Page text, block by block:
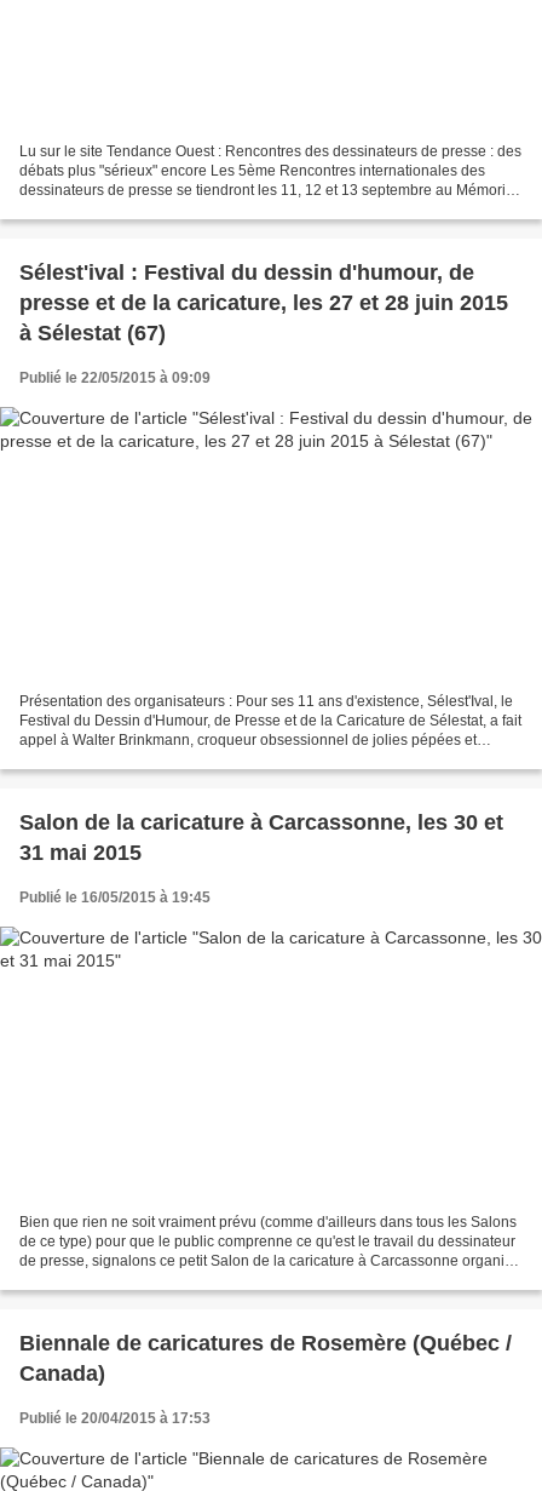
Lu sur le site Tendance Ouest : Rencontres des dessinateurs de presse : des
débats plus "sérieux" encore Les 5ème Rencontres internationales des
dessinateurs de presse se tiendront les 11, 12 et 13 septembre au Mémorial
Sélest'ival : Festival du dessin d'humour, de
presse et de la caricature, les 27 et 28 juin 2015
à Sélestat (67)
Publié le 22/05/2015 à 09:09
Présentation des organisateurs : Pour ses 11 ans d'existence, Sélest'Ival, le
Festival du Dessin d'Humour, de Presse et de la Caricature de Sélestat, a fait
appel à Walter Brinkmann, croqueur obsessionnel de jolies pépées et
Salon de la caricature à Carcassonne, les 30 et
31 mai 2015
Publié le 16/05/2015 à 19:45
Bien que rien ne soit vraiment prévu (comme d'ailleurs dans tous les Salons
de ce type) pour que le public comprenne ce qu'est le travail du dessinateur
de presse, signalons ce petit Salon de la caricature à Carcassonne organisé
Biennale de caricatures de Rosemère (Québec /
Canada)
Publié le 20/04/2015 à 17:53